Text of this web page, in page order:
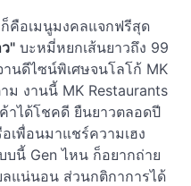
คือเมนูมงคลแจกฟรีสุด
" บะหมี่หยกเส้นยาวถึง 99
นดีไซน์พิเศษจนโลโก้ MK
ม งานนี้ MK Restaurants
าได้โชคดี ยืนยาวตลอดปี
เพื่อนมาแชร์ความเฮง
นี้ Gen ไหน ก็อยากถ่าย
ลแน่นอน ส่วนกติกาการได้